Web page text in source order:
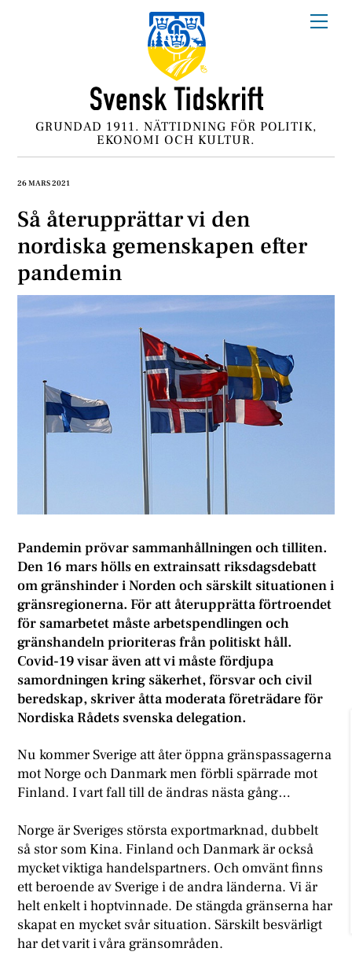
GRUNDAD 1911. NÄTTIDNING FÖR POLITIK,
EKONOMI OCH KULTUR.
26 MARS 2021
Så återupprättar vi den
nordiska gemenskapen efter
pandemin
Pandemin prövar sammanhållningen och tilliten.
Den 16 mars hölls en extrainsatt riksdagsdebatt
om gränshinder i Norden och särskilt situationen i
gränsregionerna. För att återupprätta förtroendet
för samarbetet måste arbetspendlingen och
gränshandeln prioriteras från politiskt håll.
Covid-19 visar även att vi måste fördjupa
samordningen kring säkerhet, försvar och civil
beredskap, skriver åtta moderata företrädare för
Nordiska Rådets svenska delegation.
Nu kommer Sverige att åter öppna gränspassagerna
mot Norge och Danmark men förbli spärrade mot
Finland. I vart fall till de ändras nästa gång…
Norge är Sveriges största exportmarknad, dubbelt
så stor som Kina. Finland och Danmark är också
mycket viktiga handelspartners. Och omvänt finns
ett beroende av Sverige i de andra länderna. Vi är
helt enkelt i hoptvinnade. De stängda gränserna har
skapat en mycket svår situation. Särskilt besvärligt
har det varit i våra gränsområden.